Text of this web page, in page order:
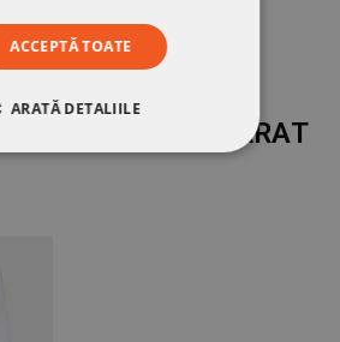
AU CUMPĂRAT
AU MAI CUMPĂRAT
ACCEPTĂ TOATE
ARATĂ DETALIILE
NECESARE